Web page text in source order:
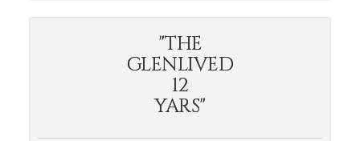
"THE
GLENLIVED
12
YARS"